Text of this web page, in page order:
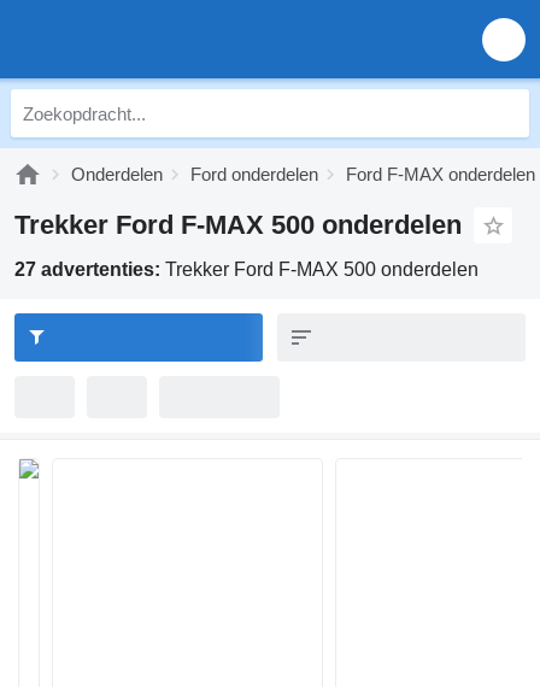
Onderdelen Ford onderdelen Ford F-MAX onderdelen
Trekker Ford F-MAX 500 onderdelen
27 advertenties: Trekker Ford F-MAX 500 onderdelen